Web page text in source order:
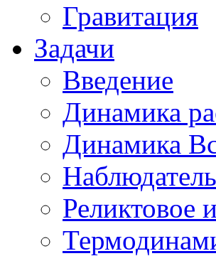
Гравитация
Задачи
Введение
Динамика
Динамика
Реликтовое